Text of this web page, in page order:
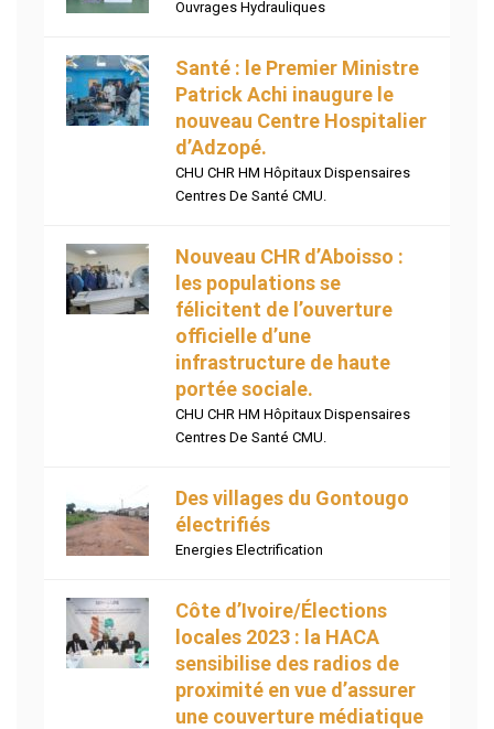
Ouvrages Hydrauliques
Santé : le Premier Ministre
Patrick Achi inaugure le
nouveau Centre Hospitalier
d’Adzopé.
CHU CHR HM Hôpitaux Dispensaires
Centres De Santé CMU.
Nouveau CHR d’Aboisso :
les populations se
félicitent de l’ouverture
officielle d’une
infrastructure de haute
portée sociale.
CHU CHR HM Hôpitaux Dispensaires
Centres De Santé CMU.
Des villages du Gontougo
électrifiés
Energies Electrification
Côte d’Ivoire/Élections
locales 2023 : la HACA
sensibilise des radios de
proximité en vue d’assurer
une couverture médiatique